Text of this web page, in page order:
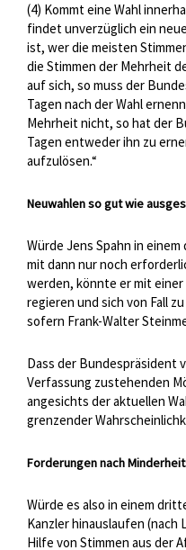
(4) Kommt eine Wahl
findet unverzüglich ein
ist, wer die meisten
die Stimmen der Mehrheit
auf sich, so muss der
Tagen nach der Wahl
Mehrheit nicht, so hat der
Tagen entweder ihn zu
aufzulösen.“
Neuwahlen so gut wie
Würde Jens Spahn in
mit dann nur noch
werden, könnte er mit
regieren und sich von Fall
sofern Frank-Walter
Dass der Bundespräsident
Verfassung zustehenden
angesichts der aktuellen
grenzender
Forderungen nach
Würde es also in einem
Kanzler hinauslaufen (nach
Hilfe von Stimmen aus der